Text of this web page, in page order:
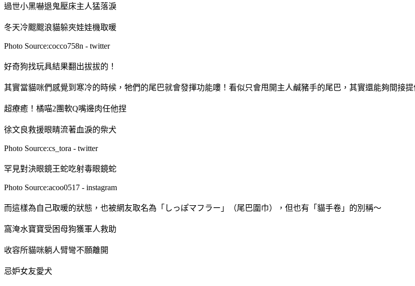
過世小黑嚇退鬼壓床主人猛落淚
冬天冷颼颼浪貓躲夾娃娃機取暖
Photo Source:cocco758n - twitter
好奇狗找玩具結果翻出拔拔的！
其實當貓咪們感覺到寒冷的時候，牠們的尾巴就會發揮功能嘍！看似只會甩開主人鹹豬手的尾巴，其實還能夠間接
超療癒！橘喵2團軟Q嘴邊肉任他捏
徐文良救援眼睛流著血淚的柴犬
Photo Source:cs_tora - twitter
罕見對決眼鏡王蛇吃射毒眼鏡蛇
Photo Source:acoo0517 - instagram
而這樣為自己取暖的狀態，也被網友取名為「しっぽマフラー」（尾巴圍巾），但也有「貓手卷」的別稱～
窩淹水寶寶受困母狗獲軍人救助
收容所貓咪躺人臂彎不願離開
忌妒女友愛犬